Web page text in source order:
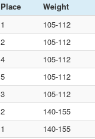
Place
Weight
1
105-112
2
105-112
4
105-112
5
105-112
3
105-112
2
140-155
1
140-155